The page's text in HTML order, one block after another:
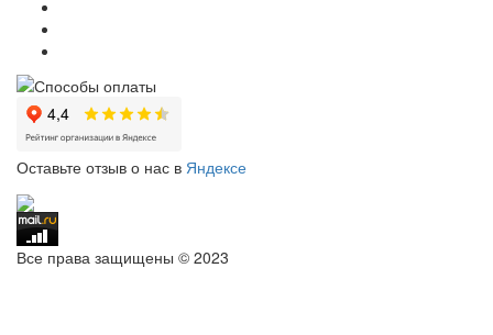
Оставьте отзыв о нас в Яндексе
Все права защищены © 2023